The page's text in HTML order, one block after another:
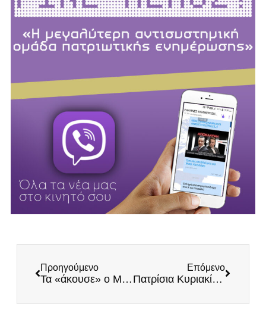
Προηγούμενο
Τα «άκουσε» ο Μηταράκης και στη Μαλακάσα – Αντί να κλείνουν οι δομές, επεκτείνονται!
Επόμενο
Πατρίσια Κυριακίδου στον «ΣΤΟΧΟ»: «Ανιστόρητη η Σακελλαροπούλου, περιφρονεί την Ελλάδα»